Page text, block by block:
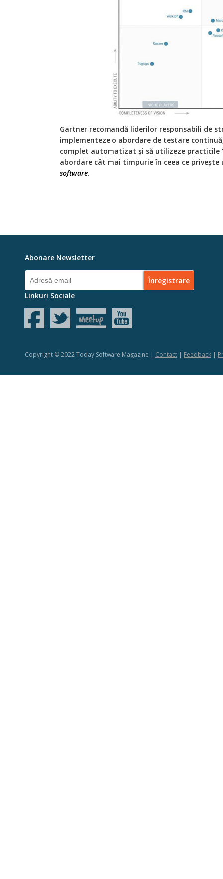
Gartner recomandă liderilor responsabili de
implementeze o abordare de testare
complet automatizat și să utilizeze
abordare cât mai timpurie în ceea ce
software.
Abonare Newsletter
Linkuri Sociale
Copyright © 2022 Today Software Magazine | Contact | Feedback |